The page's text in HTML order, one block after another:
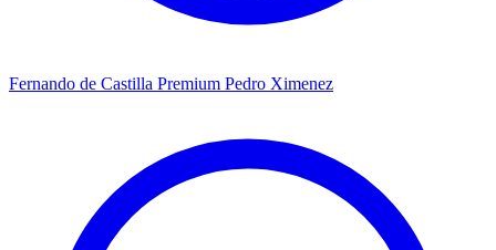
Fernando de Castilla Premium Pedro Ximenez